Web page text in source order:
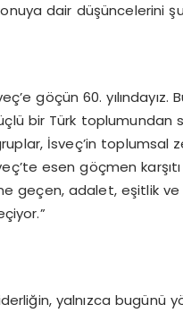
dair düşüncelerini
göçün 60.
bir Türk toplumundan
İsveç’in toplumsal
esen göçmen
geçen, adalet, eşitlik
yalnızca bugünü